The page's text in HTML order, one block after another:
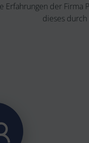
Erfahrungen der
dieses